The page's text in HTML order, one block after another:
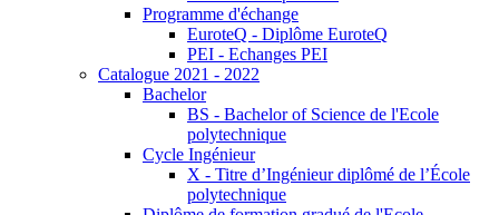
Programme d'échange
EuroteQ - Diplôme EuroteQ
PEI - Echanges PEI
Catalogue 2021 - 2022
Bachelor
BS - Bachelor of Science de l'Ecole
polytechnique
Cycle Ingénieur
X - Titre d’Ingénieur diplômé de l’École
polytechnique